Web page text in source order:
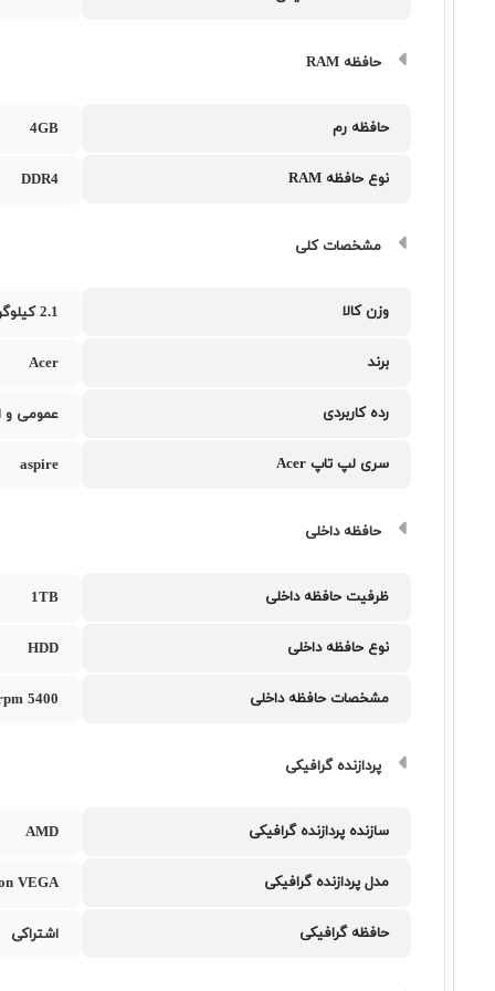
حافظه RAM
حافظه رم 4GB
نوع حافظه RAM DDR4
مشخصات کلی
وزن کالا 2.1 کیلوگرم
برند Acer
رده کاربردی عمومی و
سری لپ تاپ Acer aspire
حافظه داخلی
ظرفیت حافظه داخلی 1TB
نوع حافظه داخلی HDD
مشخصات حافظه داخلی 5400 rpm
پردازنده گرافیکی
سازنده پردازنده گرافیکی AMD
مدل پردازنده گرافیکی VEGA
حافظه گرافیکی اشتراکی